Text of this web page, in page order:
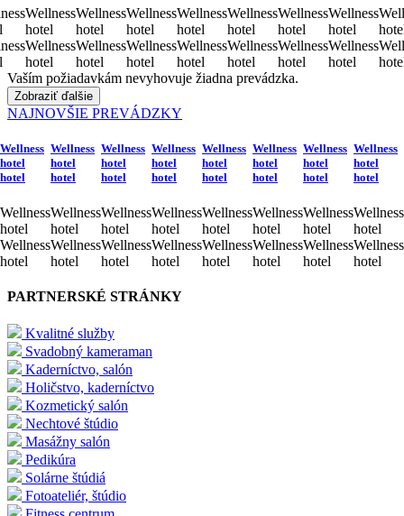
Wellness
hotel
Wellness
hotel
Wellness
hotel
Wellness
hotel
Wellness
hotel
Wellness
hotel
Wellness
hotel
Wellness
hotel
Wellness
hotel
Wellness
hotel
Wellness
hotel
Wellness
hotel
Wellness
hotel
Wellness
hotel
Vaším požiadavkám nevyhovuje žiadna prevádzka.
Zobraziť ďalšie
NAJNOVŠIE PREVÁDZKY
Wellness
hotel
hotel
Wellness
hotel
Wellness
hotel
Wellness
hotel
hotel
Wellness
hotel
Wellness
hotel
Wellness
hotel
hotel
Wellness
hotel
Wellness
hotel
Wellness
hotel
hotel
Wellness
hotel
Wellness
hotel
Wellness
hotel
hotel
Wellness
hotel
Wellness
hotel
Wellness
hotel
hotel
Wellness
hotel
Wellness
hotel
Wellness
hotel
hotel
Wellness
hotel
Wellness
hotel
Wellness
hotel
hotel
Wellness
hotel
Wellness
hotel
PARTNERSKÉ STRÁNKY
Kvalitné služby
Svadobný kameraman
Kaderníctvo, salón
Holičstvo, kaderníctvo
Kozmetický salón
Nechtové štúdio
Masážny salón
Pedikúra
Solárne štúdiá
Fotoateliér, štúdio